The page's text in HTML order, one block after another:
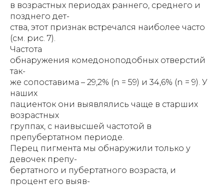
в возрастных периодах раннего, среднего и
позднего дет-
ства, этот признак встречался наиболее часто
(см. рис. 7).
Частота
обнаружения комедоноподобных отверстий
так-
же сопоставима – 29,2% (n = 59) и 34,6% (n = 9). У
наших
пациенток они выявлялись чаще в старших
возрастных
группах, с наивысшей частотой в
препубертатном периоде.
Перец пигмента мы обнаружили только у
девочек препу-
бертатного и пубертатного возраста, и
процент его выяв-